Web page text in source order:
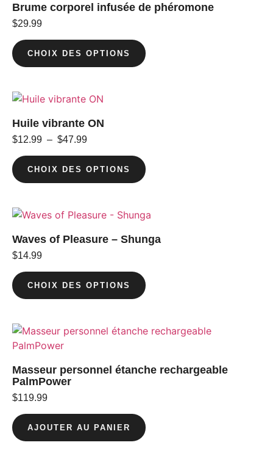
Brume corporel infusée de phéromone
$29.99
CHOIX DES OPTIONS
Huile vibrante ON
$12.99 – $47.99
CHOIX DES OPTIONS
Waves of Pleasure – Shunga
$14.99
CHOIX DES OPTIONS
Masseur personnel étanche rechargeable
PalmPower
$119.99
AJOUTER AU PANIER